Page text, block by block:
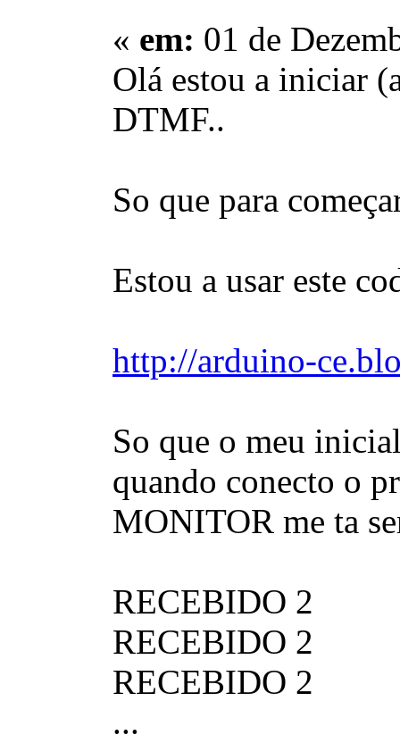
« em: 01 de
Olá estou a iniciar
DTMF..
So que para
Estou a usar este
http://arduino-
So que o meu
quando conecto o
MONITOR me ta
RECEBIDO 2
RECEBIDO 2
RECEBIDO 2
...